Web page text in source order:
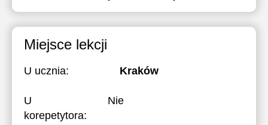
Miejsce lekcji
U ucznia: Kraków
U
korepetytora:
Nie